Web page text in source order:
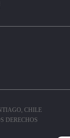
CHILE
DERECHOS